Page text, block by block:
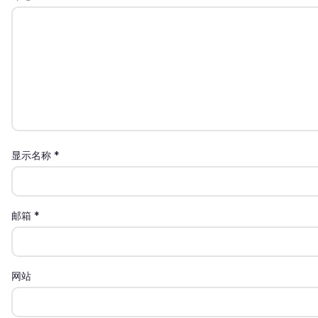
显示名称 *
邮箱 *
网站